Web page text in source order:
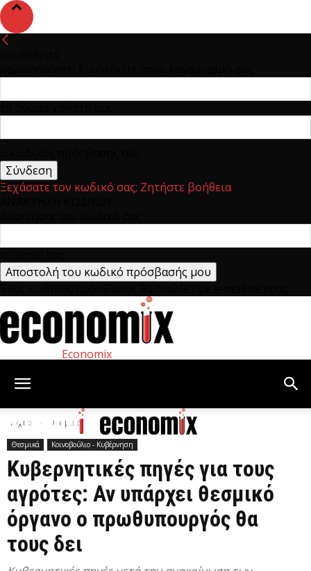
Ξεχάσατε τον κωδικό σας; Ζητήστε βοήθεια
Economix
Αρχική Θεσμικά
Θεσμικά Κοινοβούλιο - Κυβέρνηση
Κυβερνητικές πηγές για τους
αγρότες: Αν υπάρχει θεσμικό
όργανο ο πρωθυπουργός θα
τους δει